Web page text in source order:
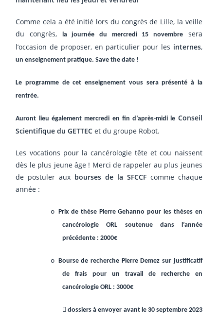
Comme cela a été initié lors du congrès de Lille, la veille
du congrès,
la journée du mercredi 15 novembresera
l’occasion de proposer, en particulier pour les internes,
un enseignement pratique. Save the date !
Le programme de cet enseignement vous sera présenté à la
rentrée.
Auront lieu également mercredi en fin d’après-midi le Conseil
Scientifique du GETTEC et du groupe Robot.
Les vocations pour la cancérologie tête et cou naissent
dès le plus jeune âge ! Merci de rappeler au plus jeunes
de postuler aux bourses de la SFCCFcomme chaque
année :
o Prix de thèse Pierre Gehanno pour les thèses en
cancérologie ORL soutenue dans l’année
précédente : 2000€
o Bourse de recherche Pierre Demez sur justificatif
de frais pour un travail de recherche en
cancérologie ORL : 3000€
 dossiers à envoyer avant le 30 septembre 2023